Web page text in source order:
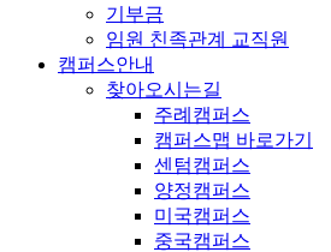
기부금
임원 친족관계 교직원
캠퍼스안내
찾아오시는길
주례캠퍼스
캠퍼스맵 바로가기
센텀캠퍼스
양정캠퍼스
미국캠퍼스
중국캠퍼스